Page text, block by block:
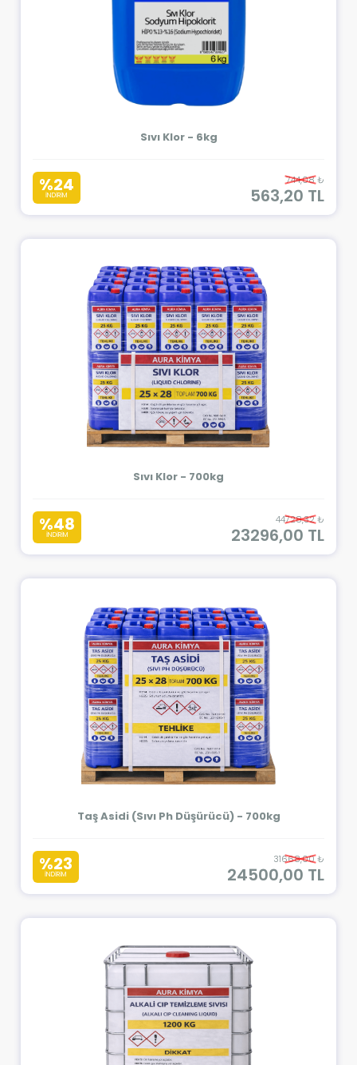
Sıvı Klor - 6kg
%24
İNDİRİM
744,08 ₺
563,20 TL
Sıvı Klor - 700kg
%48
İNDİRİM
44728,32 ₺
23296,00 TL
Taş Asidi (Sıvı Ph Düşürücü) - 700kg
%23
İNDİRİM
31668,00 ₺
24500,00 TL